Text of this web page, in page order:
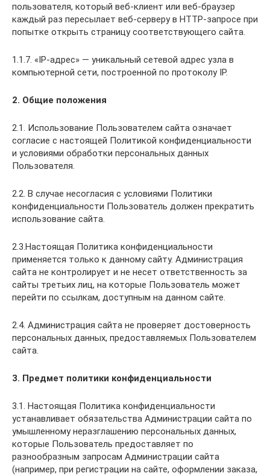
пользователя, который веб-клиент или веб-браузер
каждый раз пересылает веб-серверу в HTTP-запросе при
попытке открыть страницу соответствующего сайта.
1.1.7. «IP-адрес» — уникальный сетевой адрес узла в
компьютерной сети, построенной по протоколу IP.
2. Общие положения
2.1. Использование Пользователем сайта означает
согласие с настоящей Политикой конфиденциальности
и условиями обработки персональных данных
Пользователя.
2.2. В случае несогласия с условиями Политики
конфиденциальности Пользователь должен прекратить
использование сайта.
2.3.Настоящая Политика конфиденциальности
применяется только к данному сайту. Администрация
сайта не контролирует и не несет ответственность за
сайты третьих лиц, на которые Пользователь может
перейти по ссылкам, доступным на данном сайте.
2.4. Администрация сайта не проверяет достоверность
персональных данных, предоставляемых Пользователем
сайта.
3. Предмет политики конфиденциальности
3.1. Настоящая Политика конфиденциальности
устанавливает обязательства Администрации сайта по
умышленному неразглашению персональных данных,
которые Пользователь предоставляет по
разнообразным запросам Администрации сайта
(например, при регистрации на сайте, оформлении заказа,